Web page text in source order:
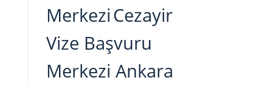
MerkeziCezayir
Vize Başvuru
Merkezi Ankara